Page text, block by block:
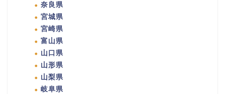
奈良県
宮城県
宮崎県
富山県
山口県
山形県
山梨県
岐阜県